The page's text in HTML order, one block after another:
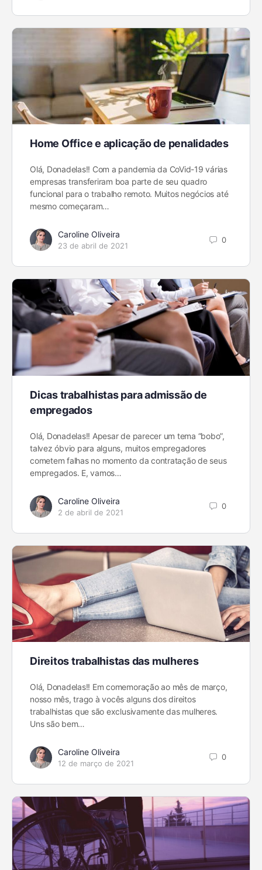
Home Office e aplicação de penalidades
Olá, Donadelas!! Com a pandemia da CoVid-19 várias
empresas transferiram boa parte de seu quadro
funcional para o trabalho remoto. Muitos negócios até
mesmo começaram…
Caroline Oliveira
23 de abril de 2021
0
Dicas trabalhistas para admissão de
empregados
Olá, Donadelas!! Apesar de parecer um tema “bobo”,
talvez óbvio para alguns, muitos empregadores
cometem falhas no momento da contratação de seus
empregados. E, vamos…
Caroline Oliveira
2 de abril de 2021
0
Direitos trabalhistas das mulheres
Olá, Donadelas!! Em comemoração ao mês de março,
nosso mês, trago à vocês alguns dos direitos
trabalhistas que são exclusivamente das mulheres.
Uns são bem…
Caroline Oliveira
12 de março de 2021
0